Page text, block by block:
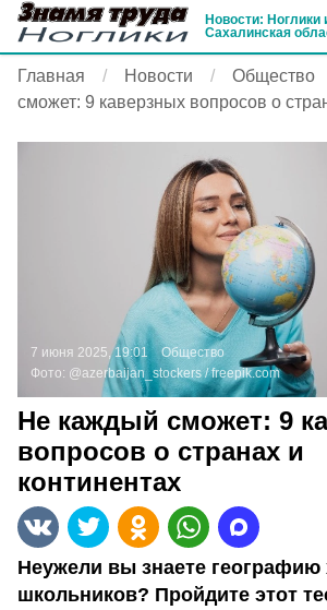
Новости: Ноглики
Сахалинская
Главная Новости Общество
сможет: 9 каверзных вопросов о
7 июня 2025, 19:01
Общество
Фото: @azerbaijan_stockers /freepik.com
Не каждый сможет: 9
вопросов о странах и
континентах
Неужели вы знаете географию
школьников? Пройдите этот